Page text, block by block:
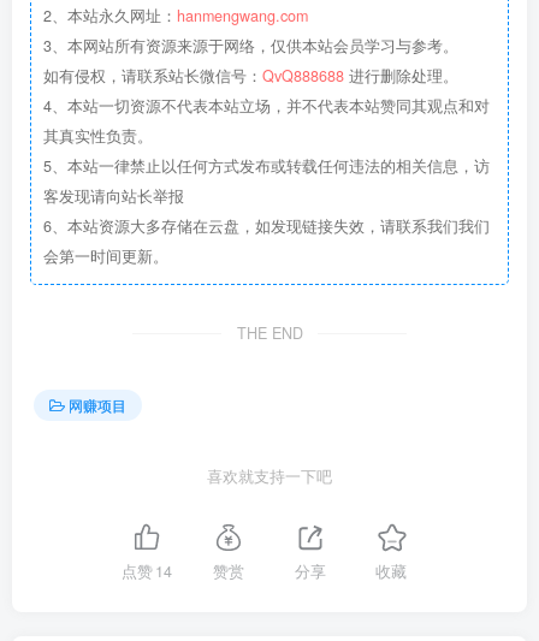
2、本站永久网址： hanmengwang.com
3、本网站所有资源来源于网络，仅供本站会员学习与参考。
如有侵权，请联系站长微信号： QvQ888688 进行删除处理。
4、本站一切资源不代表本站立场，并不代表本站赞同其观点和对
其真实性负责。
5、本站一律禁止以任何方式发布或转载任何违法的相关信息，访
客发现请向站长举报
6、本站资源大多存储在云盘，如发现链接失效，请联系我们我们
会第一时间更新。
THE END
网赚项目
喜欢就支持一下吧
点赞14 赞赏 分享 收藏